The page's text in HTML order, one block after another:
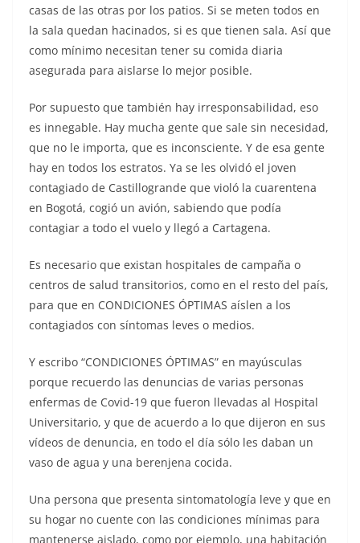
casas de las otras por los patios. Si se meten todos en
la sala quedan hacinados, si es que tienen sala. Así que
como mínimo necesitan tener su comida diaria
asegurada para aislarse lo mejor posible.
Por supuesto que también hay irresponsabilidad, eso
es innegable. Hay mucha gente que sale sin necesidad,
que no le importa, que es inconsciente. Y de esa gente
hay en todos los estratos. Ya se les olvidó el joven
contagiado de Castillogrande que violó la cuarentena
en Bogotá, cogió un avión, sabiendo que podía
contagiar a todo el vuelo y llegó a Cartagena.
Es necesario que existan hospitales de campaña o
centros de salud transitorios, como en el resto del país,
para que en CONDICIONES ÓPTIMAS aíslen a los
contagiados con síntomas leves o medios.
Y escribo “CONDICIONES ÓPTIMAS” en mayúsculas
porque recuerdo las denuncias de varias personas
enfermas de Covid-19 que fueron llevadas al Hospital
Universitario, y que de acuerdo a lo que dijeron en sus
vídeos de denuncia, en todo el día sólo les daban un
vaso de agua y una berenjena cocida.
Una persona que presenta sintomatología leve y que en
su hogar no cuente con las condiciones mínimas para
mantenerse aislado, como por ejemplo, una habitación